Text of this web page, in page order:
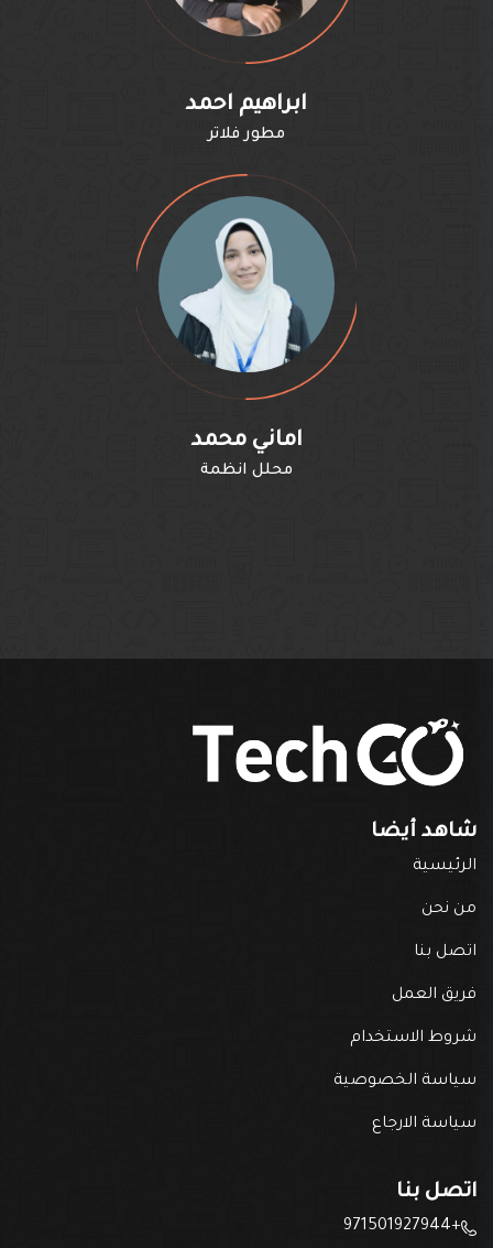
ابراهيم احمد
مطور فلاتر
اماني محمد
محلل انظمة
شاهد أيضا
الرئيسية
من نحن
اتصل بنا
فريق العمل
شروط الاستخدام
سياسة الخصوصية
سياسة الارجاع
اتصل بنا
+971501927944